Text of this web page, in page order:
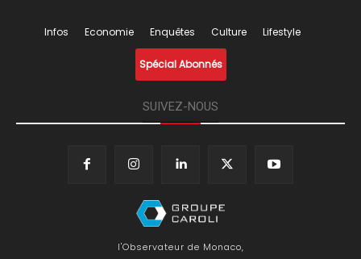
Infos Economie Enquêtes Culture Lifestyle
Spécial Abonnés
SUIVEZ-NOUS
l'Observateur de Monaco,